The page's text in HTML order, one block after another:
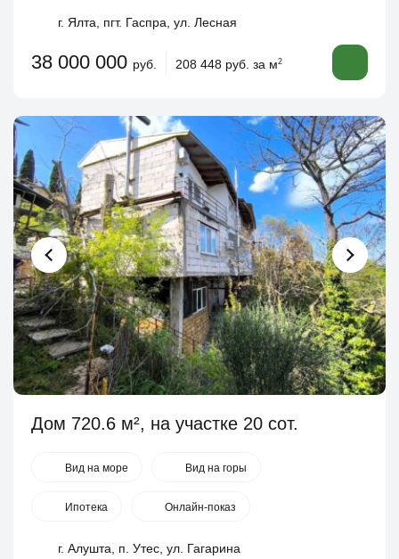
г. Ялта, пгт. Гаспра, ул. Лесная
38 000 000 руб. 208 448 руб. за м2
Дом 720.6 м², на участке 20 сот.
Вид на море Вид на горы
Ипотека Онлайн-показ
г. Алушта, п. Утес, ул. Гагарина